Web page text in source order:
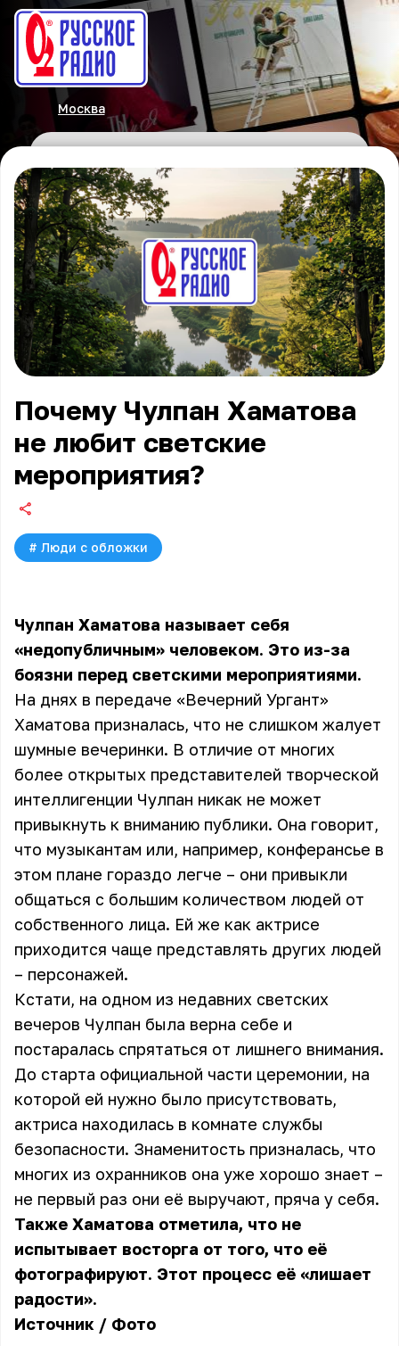
Москва
Почему Чулпан Хаматова
не любит светские
мероприятия?
# Люди с обложки
Чулпан Хаматова называет себя
«недопубличным» человеком. Это из-за
боязни перед светскими мероприятиями.
На днях в передаче «Вечерний Ургант»
Хаматова призналась, что не слишком жалует
шумные вечеринки. В отличие от многих
более открытых представителей творческой
интеллигенции Чулпан никак не может
привыкнуть к вниманию публики. Она говорит,
что музыкантам или, например, конферансье в
этом плане гораздо легче – они привыкли
общаться с большим количеством людей от
собственного лица. Ей же как актрисе
приходится чаще представлять других людей
– персонажей.
Кстати, на одном из недавних светских
вечеров Чулпан была верна себе и
постаралась спрятаться от лишнего внимания.
До старта официальной части церемонии, на
которой ей нужно было присутствовать,
актриса находилась в комнате службы
безопасности. Знаменитость призналась, что
многих из охранников она уже хорошо знает –
не первый раз они её выручают, пряча у себя.
Также Хаматова отметила, что не
испытывает восторга от того, что её
фотографируют. Этот процесс её «лишает
радости».
Источник / Фото